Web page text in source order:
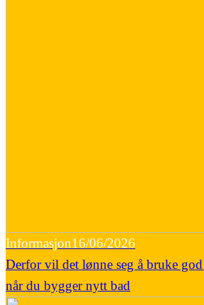
Informasjon16/06/2026
Derfor vil det lønne seg å bruke
når du bygger nytt bad